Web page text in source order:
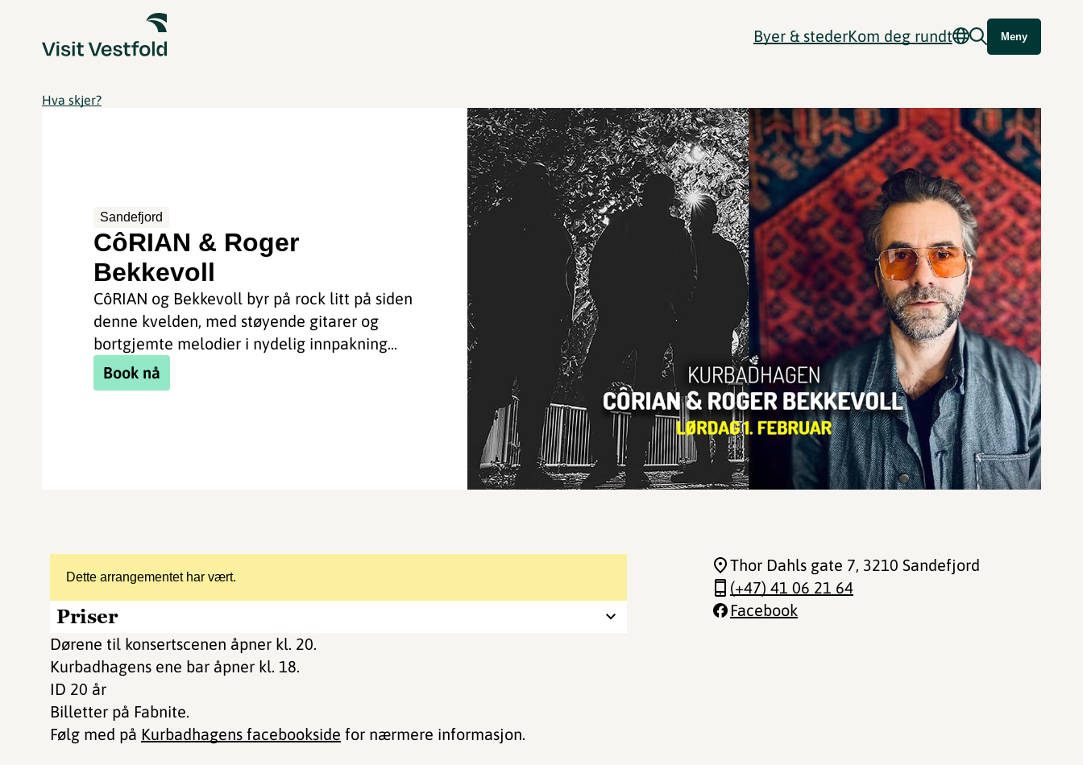
Byer & stederKom deg rundt Meny
Hva skjer?
Sandefjord
CôRIAN & Roger
Bekkevoll
CôRIAN og Bekkevoll byr på rock litt på siden
denne kvelden, med støyende gitarer og
bortgjemte melodier i nydelig innpakning...
Book nå
Dette arrangementet har vært.
Priser
Dørene til konsertscenen åpner kl. 20.
Kurbadhagens ene bar åpner kl. 18.
ID 20 år
Billetter på Fabnite.
Følg med på Kurbadhagens facebookside for nærmere informasjon.
Thor Dahls gate 7, 3210 Sandefjord
(+47) 41 06 21 64
Facebook